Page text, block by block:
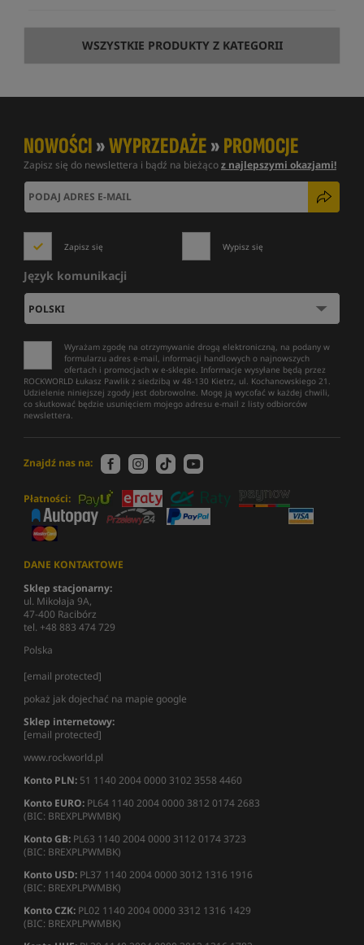
WSZYSTKIE PRODUKTY Z KATEGORII
NOWOŚCI»WYPRZEDAŻE»PROMOCJE
Zapisz się do newslettera i bądź na bieżącoz najlepszymi okazjami!
Zapisz się Wypisz się
Język komunikacji
Wyrażam zgodę na otrzymywanie drogą elektroniczną, na podany w
formularzu adres e-mail, informacji handlowych o najnowszych
ofertach i promocjach w e-sklepie. Informacje wysyłane będą przez
ROCKWORLD Łukasz Pawlik z siedzibą w 48-130 Kietrz, ul. Kochanowskiego 21.
Udzielenie niniejszej zgody jest dobrowolne. Mogę ją wycofać w każdej chwili,
co skutkować będzie usunięciem mojego adresu e-mail z listy odbiorców
newslettera.
Znajdź nas na:
Płatności:
DANE KONTAKTOWE
Sklep stacjonarny:
ul. Mikołaja 9A,
47-400 Racibórz
tel. +48 883 474 729
Polska
[email protected]
pokaż jak dojechać na mapie google
Sklep internetowy:
[email protected]
www.rockworld.pl
Konto PLN: 51 1140 2004 0000 3102 3558 4460
Konto EURO: PL64 1140 2004 0000 3812 0174 2683
(BIC: BREXPLPWMBK)
Konto GB: PL63 1140 2004 0000 3112 0174 3723
(BIC: BREXPLPWMBK)
Konto USD: PL37 1140 2004 0000 3012 1316 1916
(BIC: BREXPLPWMBK)
Konto CZK: PL02 1140 2004 0000 3312 1316 1429
(BIC: BREXPLPWMBK)